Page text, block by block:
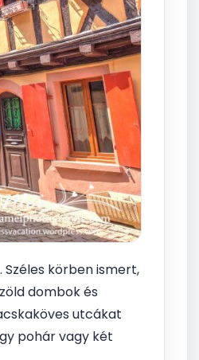
körben ismert,
dombok és
utcákat
pohár vagy két